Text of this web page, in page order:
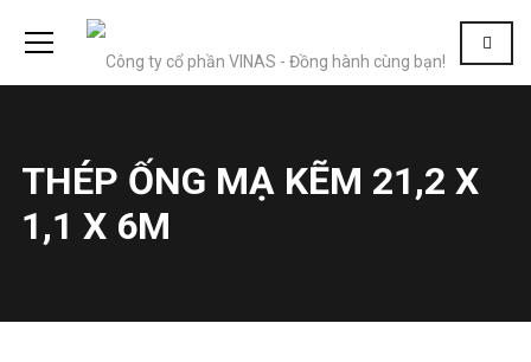
THÉP ỐNG MẠ KẼM 21,2 X
1,1 X 6M